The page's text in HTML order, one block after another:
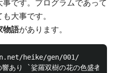
事です。プログラムであって
大事です。
物語があります。
heike/gen/001/
響あり `娑羅双樹の花の色盛者必